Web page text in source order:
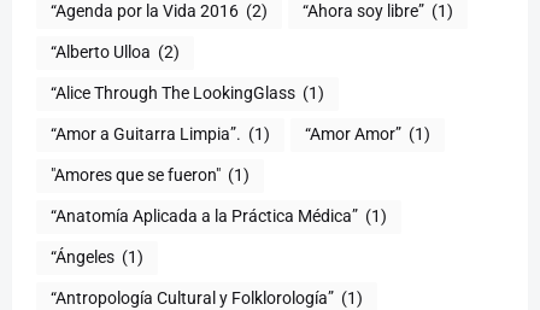
“Agenda por la Vida 2016 (2) “Ahora soy libre” (1)
“Alberto Ulloa (2)
“Alice Through The LookingGlass (1)
“Amor a Guitarra Limpia”. (1) “Amor Amor” (1)
"Amores que se fueron" (1)
“Anatomía Aplicada a la Práctica Médica” (1)
“Ángeles (1)
“Antropología Cultural y Folklorología” (1)